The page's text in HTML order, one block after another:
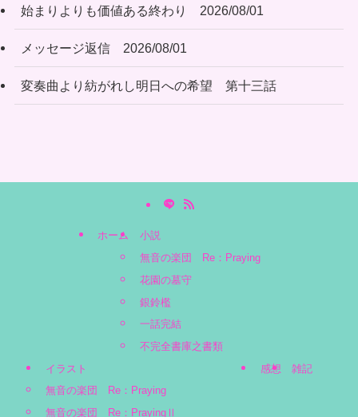
始まりよりも価値ある終わり 2026/08/01
メッセージ返信 2026/08/01
変奏曲より紡がれし明日への希望 第十三話
ホーム
小説
無音の楽団 Re：Praying
花園の墓守
銀鈴檻
一話完結
不完全書庫之書類
イラスト
無音の楽団 Re：Praying
無音の楽団 Re：PrayingⅡ
感想 雑記